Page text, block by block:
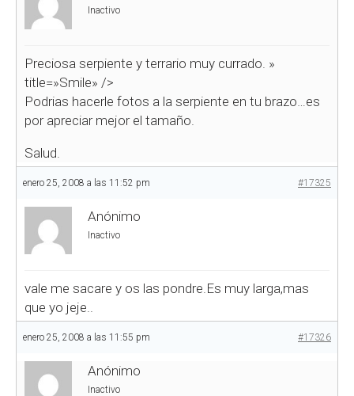
Inactivo
Preciosa serpiente y terrario muy currado. »
title=»Smile» />
Podrias hacerle fotos a la serpiente en tu brazo…es
por apreciar mejor el tamaño.
Salud.
enero 25, 2008 a las 11:52 pm #17325
Anónimo
Inactivo
vale me sacare y os las pondre.Es muy larga,mas
que yo jeje..
enero 25, 2008 a las 11:55 pm #17326
Anónimo
Inactivo